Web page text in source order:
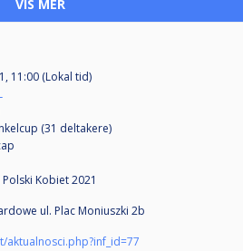
VIS MER
11:00 (Lokal tid)
(31 deltakere)
Kobiet 2021
ul. Plac Moniuszki 2b